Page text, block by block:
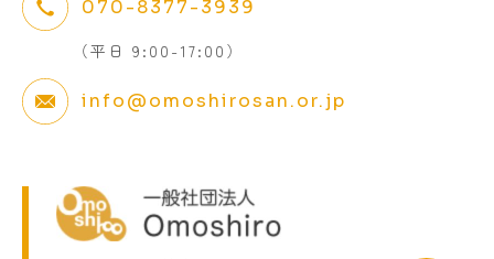
070-8377-3939
（平日 9:00-17:00）
info@omoshirosan.or.jp